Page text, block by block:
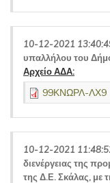
10-12-2021
υπαλλήλου του
Αρχείο ΑΔΑ:
99ΚΝΩΡΛ-ΛΧ9
10-12-2021
διενέργειας της
της Δ.Ε. Σκάλας, με